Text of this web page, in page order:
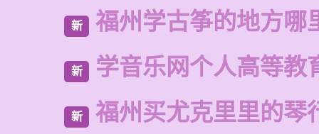
新 福州学古筝的地方哪
新 学音乐网个人高等教
新 福州买尤克里里的琴